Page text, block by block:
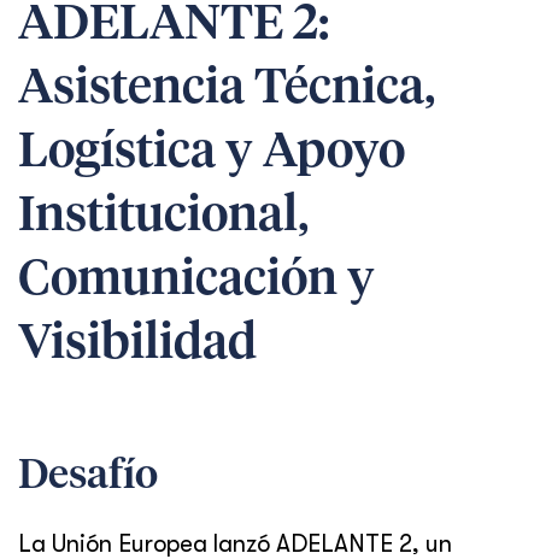
ADELANTE 2:
Asistencia Técnica,
Logística y Apoyo
Institucional,
Comunicación y
Visibilidad
Desafío
La Unión Europea lanzó ADELANTE 2, un